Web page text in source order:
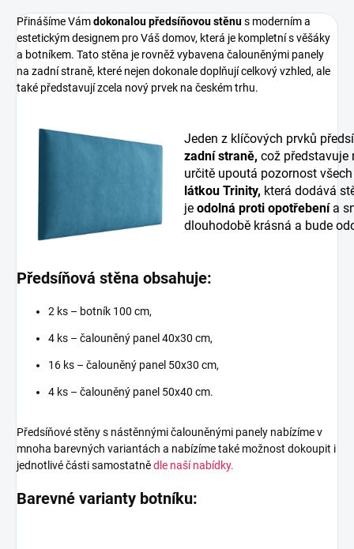
Přinášíme Vámdokonalou předsíňovou stěnus moderním a
estetickým designem pro Váš domov, která je kompletní s věšáky
a botníkem. Tato stěna je rovněž vybavena čalouněnými panely
na zadní straně, které nejen dokonale doplňují celkový vzhled, ale
také představují zcela nový prvek na českém trhu.
Jeden z klíčových prvků
zadní straně, což
určitě upoutá pozornost
látkou Trinity, která dodává
je odolná proti opotřebenía
dlouhodobě krásná a bude
Předsíňová stěna obsahuje:
2 ks – botník 100 cm,
4 ks – čalouněný panel 40x30 cm,
16 ks – čalouněný panel 50x30 cm,
4 ks – čalouněný panel 50x40 cm.
Předsíňové stěny s nástěnnými čalouněnými panely nabízíme v
mnoha barevných variantách a nabízíme také možnost dokoupit i
jednotlivé části samostatnědle naší nabídky.
Barevné varianty botníku: